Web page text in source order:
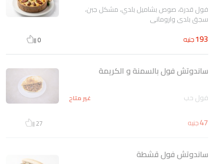
فول قدرة، صوص بشاميل بلدي، مشكل جبن،
سجق بلدي واروماني
193جنيه 0
ساندوتش فول بالسمنة و الكريمة
فول حب غير متاح
47جنيه 27
ساندوتش فول قشطة